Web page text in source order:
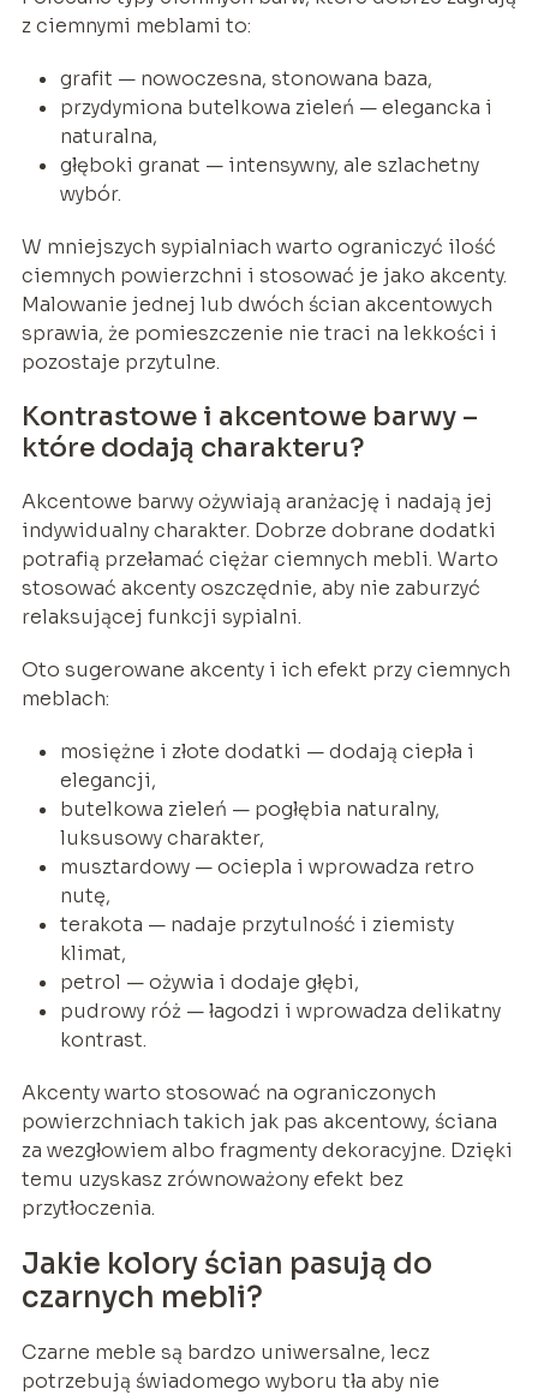
z ciemnymi meblami to:
grafit — nowoczesna, stonowana baza,
przydymiona butelkowa zieleń — elegancka i
naturalna,
głęboki granat — intensywny, ale szlachetny
wybór.
W mniejszych sypialniach warto ograniczyć ilość
ciemnych powierzchni i stosować je jako akcenty.
Malowanie jednej lub dwóch ścian akcentowych
sprawia, że pomieszczenie nie traci na lekkości i
pozostaje przytulne.
Kontrastowe i akcentowe barwy –
które dodają charakteru?
Akcentowe barwy ożywiają aranżację i nadają jej
indywidualny charakter. Dobrze dobrane dodatki
potrafią przełamać ciężar ciemnych mebli. Warto
stosować akcenty oszczędnie, aby nie zaburzyć
relaksującej funkcji sypialni.
Oto sugerowane akcenty i ich efekt przy ciemnych
meblach:
mosiężne i złote dodatki — dodają ciepła i
elegancji,
butelkowa zieleń — pogłębia naturalny,
luksusowy charakter,
musztardowy — ociepla i wprowadza retro
nutę,
terakota — nadaje przytulność i ziemisty
klimat,
petrol — ożywia i dodaje głębi,
pudrowy róż — łagodzi i wprowadza delikatny
kontrast.
Akcenty warto stosować na ograniczonych
powierzchniach takich jak pas akcentowy, ściana
za wezgłowiem albo fragmenty dekoracyjne. Dzięki
temu uzyskasz zrównoważony efekt bez
przytłoczenia.
Jakie kolory ścian pasują do
czarnych mebli?
Czarne meble są bardzo uniwersalne, lecz
potrzebują świadomego wyboru tła aby nie